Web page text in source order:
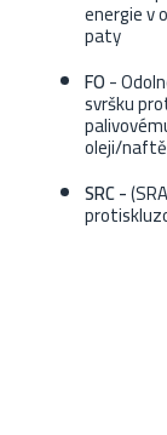
energie v
paty
FO-
svršku
oleji/naftě
SRC -